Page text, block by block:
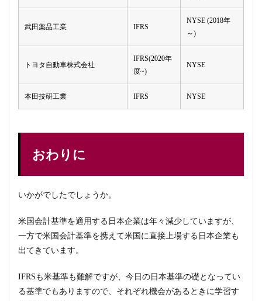
武田薬品工業 IFRS
NYSE (2018年
～)
トヨタ自動車株式会社
IFRS(2020年
度~)
NYSE
本田技研工業 IFRS NYSE
おわりに
いかがでしたでしょうか。
米国会計基準を適用する日本企業は年々減少していますが、
一方で米国会計基準を携えて米国に直接上場する日本企業も
出てきています。
IFRSも米基準も難解ですが、今日の日本基準の礎となってい
る基準でもありますので、それぞれ機会があるときに学習す